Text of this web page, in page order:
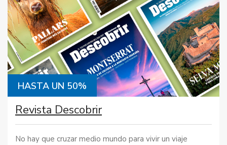
HASTA UN 50%
Revista Descobrir
No hay que cruzar medio mundo para vivir un viaje